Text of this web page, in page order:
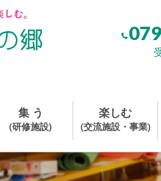
集 う
(研修施設)
楽しむ
(交流施設・事業)